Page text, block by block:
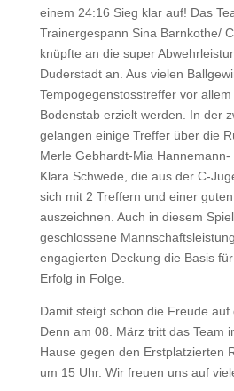
einem 24:16 Sieg klar auf! Das
Trainergespann Sina Barnkothe/
knüpfte an die super
Duderstadt an. Aus vielen
Tempogegenstosstreffer vor
Bodenstab erzielt werden. In der
gelangen einige Treffer über die
Merle Gebhardt-Mia Hannemann-
Klara Schwede, die aus der C-
sich mit 2 Treffern und einer
auszeichnen. Auch in diesem
geschlossene
engagierten Deckung die Basis
Erfolg in Folge.
Damit steigt schon die Freude
Denn am 08. März tritt das Team
Hause gegen den Erstplatzierten
um 15 Uhr. Wir freuen uns auf